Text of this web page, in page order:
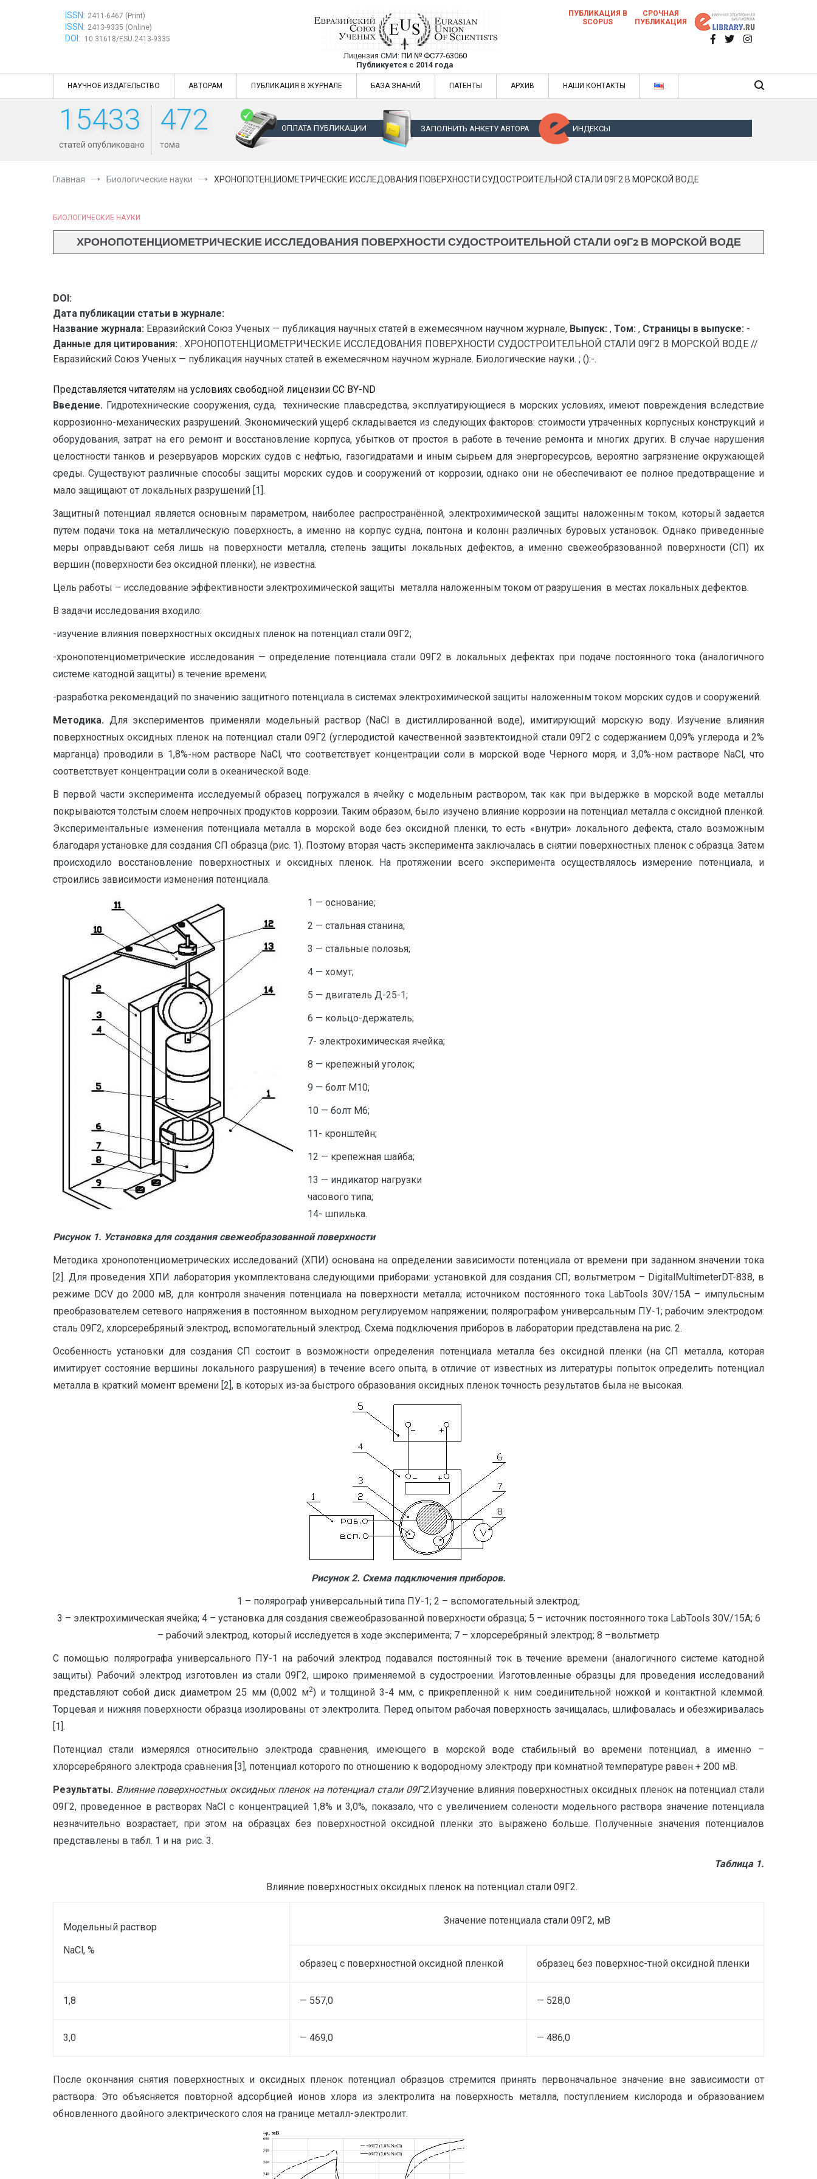
ISSN: 2411-6467 (Print)
ISSN: 2413-9335 (Online)
DOI: 10.31618/ESU.2413-9335
Евразийский Союз Ученых — публикация научных статей в ежемесячном научном
журнале
Лицензия СМИ: ПИ № ФС77-63060
Публикуется с 2014 года
Евразийский Союз Ученых — публикация научных статей в ежемесячном научном журнале
ПУБЛИКАЦИЯ В
SCOPUS
СРОЧНАЯ
ПУБЛИКАЦИЯ
НАУЧНОЕ ИЗДАТЕЛЬСТВО АВТОРАМ ПУБЛИКАЦИЯ В ЖУРНАЛЕ БАЗА ЗНАНИЙ ПАТЕНТЫ АРХИВ НАШИ КОНТАКТЫ
15433
статей опубликовано
472
тома
ОПЛАТА ПУБЛИКАЦИИ ЗАПОЛНИТЬ АНКЕТУ АВТОРА ИНДЕКСЫ
Главная Биологические науки ХРОНОПОТЕНЦИОМЕТРИЧЕСКИЕ ИССЛЕДОВАНИЯ ПОВЕРХНОСТИ СУДОСТРОИТЕЛЬНОЙ СТАЛИ 09Г2 В МОРСКОЙ ВОДЕ
БИОЛОГИЧЕСКИЕ НАУКИ
ХРОНОПОТЕНЦИОМЕТРИЧЕСКИЕ ИССЛЕДОВАНИЯ ПОВЕРХНОСТИ СУДОСТРОИТЕЛЬНОЙ СТАЛИ 09Г2 В МОРСКОЙ ВОДЕ
DOI:
Дата публикации статьи в журнале:
Название журнала: Евразийский Союз Ученых — публикация научных статей в ежемесячном научном журнале, Выпуск: , Том: , Страницы в выпуске: -
Данные для цитирования: . ХРОНОПОТЕНЦИОМЕТРИЧЕСКИЕ ИССЛЕДОВАНИЯ ПОВЕРХНОСТИ СУДОСТРОИТЕЛЬНОЙ СТАЛИ 09Г2 В МОРСКОЙ ВОДЕ //
Евразийский Союз Ученых — публикация научных статей в ежемесячном научном журнале. Биологические науки. ; ():-.
Представляется читателям на условиях свободной лицензии CC BY-ND
Введение. Гидротехнические сооружения, суда, технические плавсредства, эксплуатирующиеся в морских условиях, имеют повреждения вследствие
коррозионно-механических разрушений. Экономический ущерб складывается из следующих факторов: стоимости утраченных корпусных конструкций и
оборудования, затрат на его ремонт и восстановление корпуса, убытков от простоя в работе в течение ремонта и многих других. В случае нарушения
целостности танков и резервуаров морских судов с нефтью, газогидратами и иным сырьем для энергоресурсов, вероятно загрязнение окружающей
среды. Существуют различные способы защиты морских судов и сооружений от коррозии, однако они не обеспечивают ее полное предотвращение и
мало защищают от локальных разрушений [1].
Защитный потенциал является основным параметром, наиболее распространённой, электрохимической защиты наложенным током, который задается
путем подачи тока на металлическую поверхность, а именно на корпус судна, понтона и колонн различных буровых установок. Однако приведенные
меры оправдывают себя лишь на поверхности металла, степень защиты локальных дефектов, а именно свежеобразованной поверхности (СП) их
вершин (поверхности без оксидной пленки), не известна.
Цель работы – исследование эффективности электрохимической защиты металла наложенным током от разрушения в местах локальных дефектов.
В задачи исследования входило:
-изучение влияния поверхностных оксидных пленок на потенциал стали 09Г2;
-хронопотенциометрические исследования — определение потенциала стали 09Г2 в локальных дефектах при подаче постоянного тока (аналогичного
системе катодной защиты) в течение времени;
-разработка рекомендаций по значению защитного потенциала в системах электрохимической защиты наложенным током морских судов и сооружений.
Методика. Для экспериментов применяли модельный раствор (NaCl в дистиллированной воде), имитирующий морскую воду. Изучение влияния
поверхностных оксидных пленок на потенциал стали 09Г2 (углеродистой качественной заэвтектоидной стали 09Г2 с содержанием 0,09% углерода и 2%
марганца) проводили в 1,8%-ном растворе NaCl, что соответствует концентрации соли в морской воде Черного моря, и 3,0%-ном растворе NaCl, что
соответствует концентрации соли в океанической воде.
В первой части эксперимента исследуемый образец погружался в ячейку с модельным раствором, так как при выдержке в морской воде металлы
покрываются толстым слоем непрочных продуктов коррозии. Таким образом, было изучено влияние коррозии на потенциал металла с оксидной пленкой.
Экспериментальные изменения потенциала металла в морской воде без оксидной пленки, то есть «внутри» локального дефекта, стало возможным
благодаря установке для создания СП образца (рис. 1). Поэтому вторая часть эксперимента заключалась в снятии поверхностных пленок с образца. Затем
происходило восстановление поверхностных и оксидных пленок. На протяжении всего эксперимента осуществлялось измерение потенциала, и
строились зависимости изменения потенциала.
1 — основание;
2 — стальная станина;
3 — стальные полозья;
4 — хомут;
5 — двигатель Д-25-1;
6 — кольцо-держатель;
7- электрохимическая ячейка;
8 — крепежный уголок;
9 — болт М10;
10 — болт М6;
11- кронштейн;
12 — крепежная шайба;
13 — индикатор нагрузки
часового типа;
14- шпилька.
Рисунок 1. Установкадля создания свежеобразованной поверхности
Методика хронопотенциометрических исследований (ХПИ) основана на определении зависимости потенциала от времени при заданном значении тока
[2]. Для проведения ХПИ лаборатория укомплектована следующими приборами: установкой для создания СП; вольтметром – DigitalMultimeterDT-838, в
режиме DCV до 2000 мВ, для контроля значения потенциала на поверхности металла; источником постоянного тока LabTools 30V/15А – импульсным
преобразователем сетевого напряжения в постоянном выходном регулируемом напряжении; полярографом универсальным ПУ-1; рабочим электродом:
сталь 09Г2, хлорсеребряный электрод, вспомогательный электрод. Схема подключения приборов в лаборатории представлена на рис. 2.
Особенность установки для создания СП состоит в возможности определения потенциала металла без оксидной пленки (на СП металла, которая
имитирует состояние вершины локального разрушения) в течение всего опыта, в отличие от известных из литературы попыток определить потенциал
металла в краткий момент времени [2], в которых из-за быстрого образования оксидных пленок точность результатов была не высокая.
Рисунок 2. Схема подключения приборов.
1 – полярограф универсальный типа ПУ-1; 2 – вспомогательный электрод;
3 – электрохимическая ячейка; 4 – установка для создания свежеобразованной поверхности образца; 5 – источник постоянного тока LabTools 30V/15А; 6
– рабочий электрод, который исследуется в ходе эксперимента; 7 – хлорсеребряный электрод; 8 –вольтметр
С помощью полярографа универсального ПУ-1 на рабочий электрод подавался постоянный ток в течение времени (аналогичного системе катодной
защиты). Рабочий электрод изготовлен из стали 09Г2, широко применяемой в судостроении. Изготовленные образцы для проведения исследований
представляют собой диск диаметром 25 мм (0,002 м2) и толщиной 3-4 мм, с прикрепленной к ним соединительной ножкой и контактной клеммой.
Торцевая и нижняя поверхности образца изолированы от электролита. Перед опытом рабочая поверхность зачищалась, шлифовалась и обезжиривалась
[1].
Потенциал стали измерялся относительно электрода сравнения, имеющего в морской воде стабильный во времени потенциал, а именно –
хлорсеребряного электрода сравнения [3], потенциал которого по отношению к водородному электроду при комнатной температуре равен + 200 мВ.
Результаты. Влияние поверхностных оксидных пленок на потенциал стали 09Г2.Изучение влияния поверхностных оксидных пленок на потенциал стали
09Г2, проведенное в растворах NaCl с концентрацией 1,8% и 3,0%, показало, что с увеличением солености модельного раствора значение потенциала
незначительно возрастает, при этом на образцах без поверхностной оксидной пленки это выражено больше. Полученные значения потенциалов
представлены в табл. 1 и на рис. 3.
Таблица 1.
Влияние поверхностных оксидных пленок на потенциал стали 09Г2.
Модельный раствор
NaCl, %
Значение потенциала стали 09Г2, мВ
образец с поверхностной оксидной пленкой образец без поверхнос-тной оксидной пленки
1,8 — 557,0 — 528,0
3,0 — 469,0 — 486,0
После окончания снятия поверхностных и оксидных пленок потенциал образцов стремится принять первоначальное значение вне зависимости от
раствора. Это объясняется повторной адсорбцией ионов хлора из электролита на поверхность металла, поступлением кислорода и образованием
обновленного двойного электрического слоя на границе металл-электролит.